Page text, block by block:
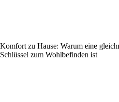
Komfort zu Hause: Warum eine
Schlüssel zum Wohlbefinden ist